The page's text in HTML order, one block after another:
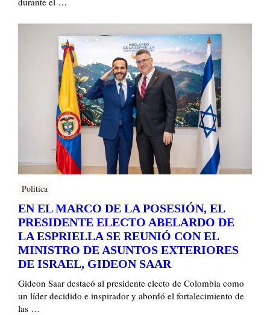
Politica
EN EL MARCO DE LA POSESIÓN, EL
PRESIDENTE ELECTO ABELARDO DE
LA ESPRIELLA SE REUNIÓ CON EL
MINISTRO DE ASUNTOS EXTERIORES
DE ISRAEL, GIDEON SAAR
Gideon Saar destacó al presidente electo de Colombia como
un líder decidido e inspirador y abordó el fortalecimiento de
las …